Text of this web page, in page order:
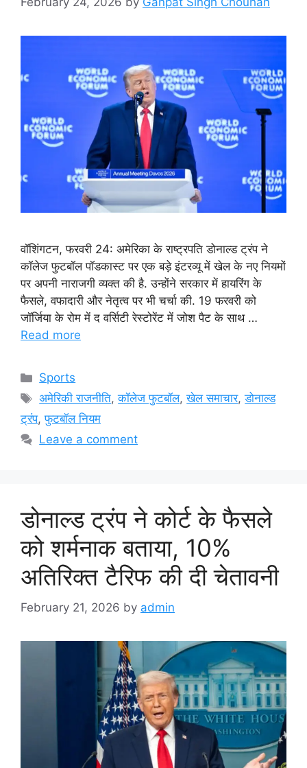
वॉशिंगटन, फरवरी 24: अमेरिका के राष्ट्रपति डोनाल्ड ट्रंप ने
कॉलेज फुटबॉल पॉडकास्ट पर एक बड़े इंटरव्यू में खेल के नए नियमों
पर अपनी नाराजगी व्यक्त की है. उन्होंने सरकार में हायरिंग के
फैसले, वफादारी और नेतृत्व पर भी चर्चा की. 19 फरवरी को
जॉर्जिया के रोम में द वर्सिटी रेस्टोरेंट में जोश पैट के साथ …
Read more
Categories
Sports
Tags
अमेरिकी राजनीति,कॉलेज फुटबॉल,खेल समाचार,डोनाल्ड
ट्रंप,फुटबॉल नियम
Leave a comment
डोनाल्ड ट्रंप ने कोर्ट के फैसले
को शर्मनाक बताया, 10%
अतिरिक्त टैरिफ की दी चेतावनी
February 21, 2026 by admin